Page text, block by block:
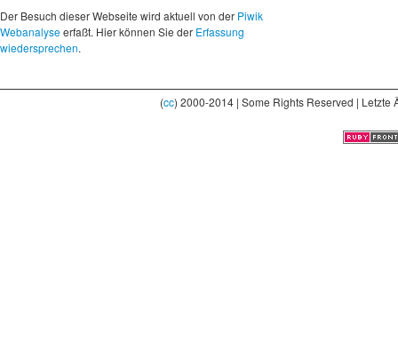
Der Besuch dieser Webseite wird aktuell von der Piwik
Webanalyseerfaßt. Hier können Sie der Erfassung
wiedersprechen.
(cc) 2000-2014 | Some Rights Reserved |